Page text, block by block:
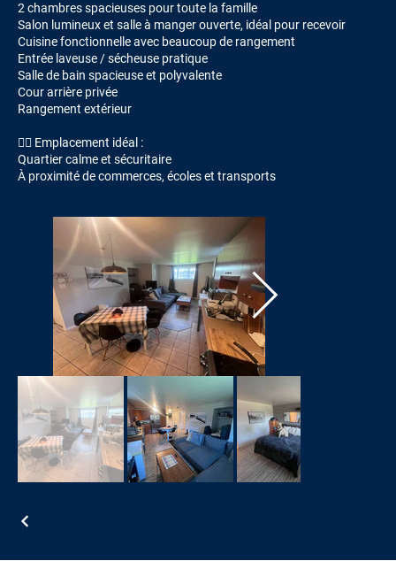
2 chambres spacieuses pour toute la famille
Salon lumineux et salle à manger ouverte, idéal pour recevoir
Cuisine fonctionnelle avec beaucoup de rangement
Entrée laveuse / sécheuse pratique
Salle de bain spacieuse et polyvalente
Cour arrière privée
Rangement extérieur
🚶‍♂️ Emplacement idéal :
Quartier calme et sécuritaire
À proximité de commerces, écoles et transports